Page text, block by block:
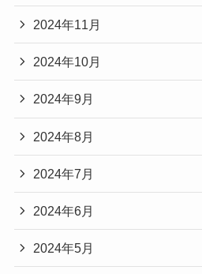
2024年11月
2024年10月
2024年9月
2024年8月
2024年7月
2024年6月
2024年5月